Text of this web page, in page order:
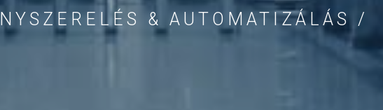
& AUTOMATIZÁLÁS /